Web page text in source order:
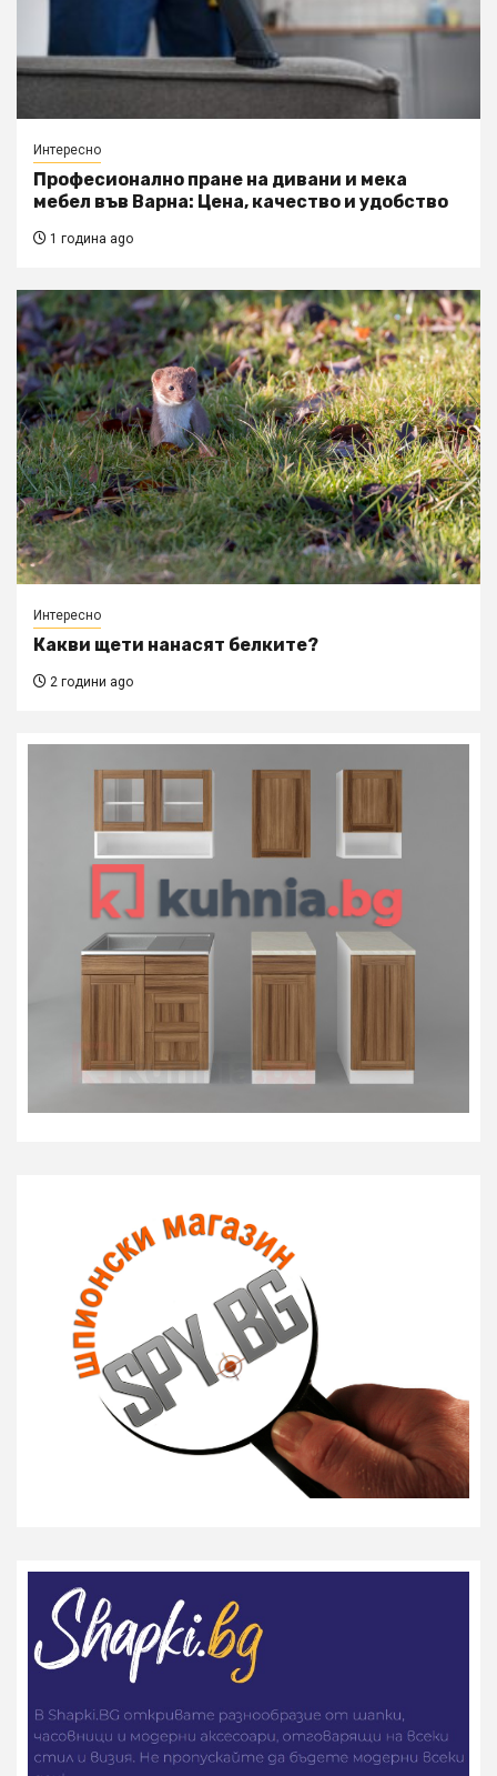
Интересно
Професионално пране на дивани и мека
мебел във Варна: Цена, качество и удобство
1 година ago
Интересно
Какви щети нанасят белките?
2 години ago